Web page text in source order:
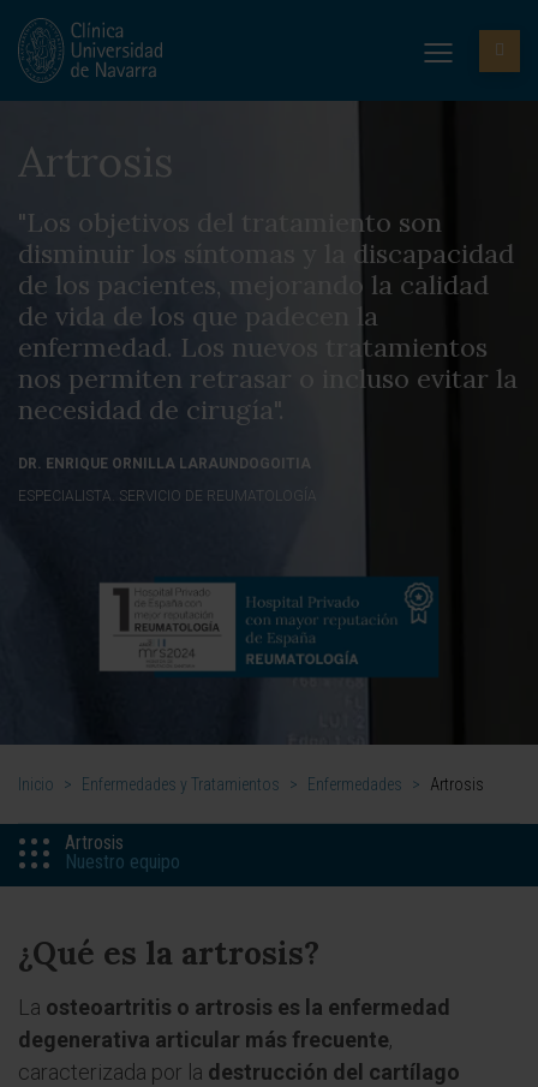
Artrosis
"Los objetivos del tratamiento son
disminuir los síntomas y la discapacidad
de los pacientes, mejorando la calidad
de vida de los que padecen la
enfermedad. Los nuevos tratamientos
nos permiten retrasar o incluso evitar la
necesidad de cirugía".
DR. ENRIQUE ORNILLA LARAUNDOGOITIA
ESPECIALISTA. SERVICIO DE REUMATOLOGÍA
Inicio > Enfermedades y Tratamientos > Enfermedades > Artrosis
Artrosis
Nuestro equipo
¿Qué es la artrosis?
La osteoartritis o artrosis es la enfermedad
degenerativa articular más frecuente,
caracterizada por la destrucción del cartílago